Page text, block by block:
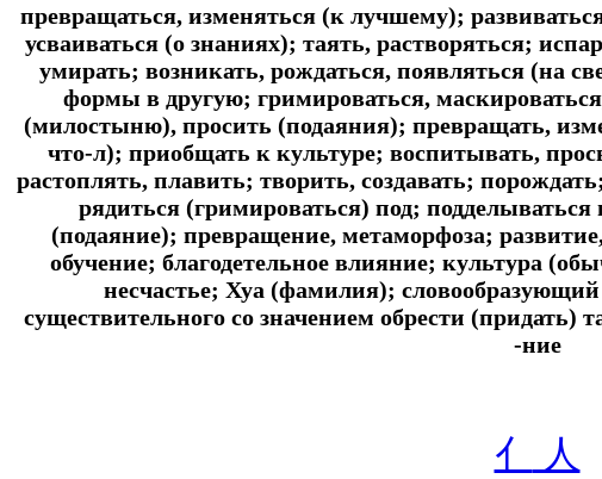
превращаться, изменяться (к лучшему);
усваиваться (о знаниях); таять, растворяться;
умирать; возникать, рождаться, появляться (на
формы в другую; гримироваться,
(милостыню), просить (подаяния); превращать,
что-л); приобщать к культуре; воспитывать,
растоплять, плавить; творить, создавать;
рядиться (гримироваться) под;
(подаяние); превращение, метаморфоза;
обучение; благодетельное влияние; культура
несчастье; Хуа (фамилия); словообразующий
существительного со значением обрести (придать)
-ние
亻 人